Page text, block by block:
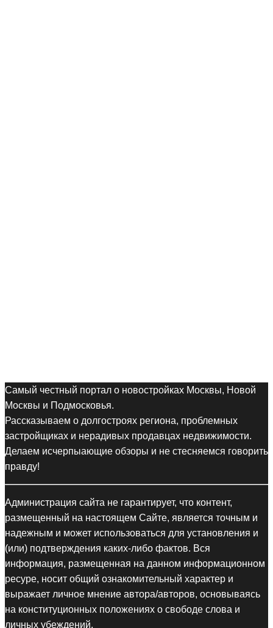
Самый честный портал о новостройках Москвы, Новой
Москвы и Подмосковья.
Рассказываем о долгостроях региона, проблемных
застройщиках и нерадивых продавцах недвижимости.
Делаем исчерпыающие обзоры и не стесняемся говорить
правду!
Администрация сайта не гарантирует, что контент,
размещенный на настоящем Сайте, является точным и
надежным и может использоваться для установления и
(или) подтверждения каких-либо фактов. Вся
информация, размещенная на данном информационном
ресуре, носит общий ознакомительный характер и
выражает личное мнение автора/авторов, основываясь
на конституционных положениях о свободе слова и
личных убеждений.